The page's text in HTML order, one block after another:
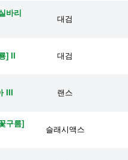
바리
대검
] II 대검
III 랜스
구름]
슬래시액스